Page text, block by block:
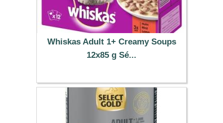
Whiskas Adult 1+ Creamy Soups
12x85 g Sé...
5.19 €